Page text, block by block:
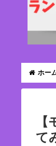
ホー
て